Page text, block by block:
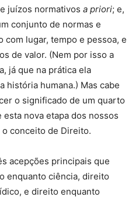
juízos normativos a priori; e,
conjunto de normas e
com lugar, tempo e pessoa, e
de valor. (Nem por isso a
já que na prática ela
história humana.) Mas cabe
o significado de um quarto
nova etapa dos nossos
conceito de Direito.
acepções principais que
enquanto ciência, direito
e direito enquanto